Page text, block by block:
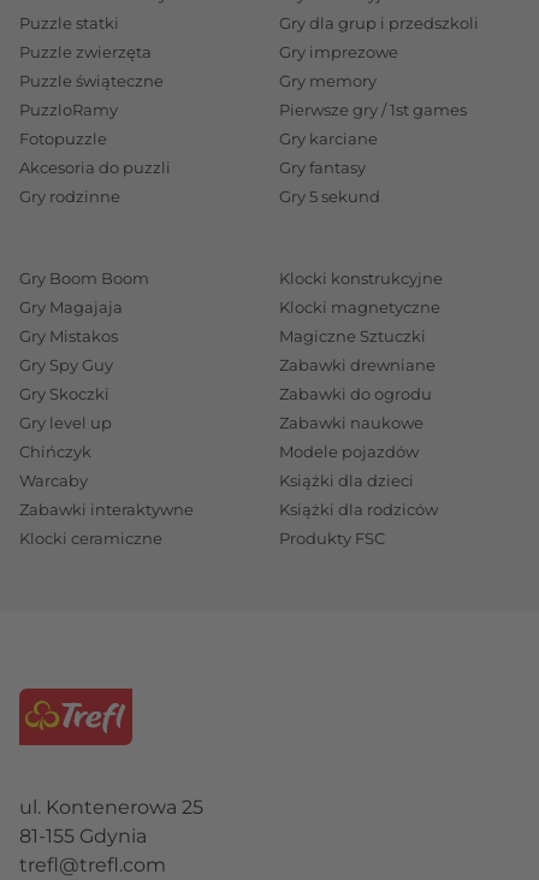
Puzzle statki
Puzzle zwierzęta
Puzzle świąteczne
PuzzloRamy
Fotopuzzle
Akcesoria do puzzli
Gry rodzinne
Gry dla grup i przedszkoli
Gry imprezowe
Gry memory
Pierwsze gry / 1st games
Gry karciane
Gry fantasy
Gry 5 sekund
Gry Boom Boom
Gry Magajaja
Gry Mistakos
Gry Spy Guy
Gry Skoczki
Gry level up
Chińczyk
Warcaby
Zabawki interaktywne
Klocki ceramiczne
Klocki konstrukcyjne
Klocki magnetyczne
Magiczne Sztuczki
Zabawki drewniane
Zabawki do ogrodu
Zabawki naukowe
Modele pojazdów
Książki dla dzieci
Książki dla rodziców
Produkty FSC
ul. Kontenerowa 25
81-155 Gdynia
trefl@trefl.com